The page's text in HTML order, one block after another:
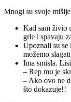
Mnogi su svoje
Kad sam živio
grle i spavaju
Upoznali su
možemo
Ima smisla.
– Rep mu je
– Ako ovo ne
što dokazuje!!